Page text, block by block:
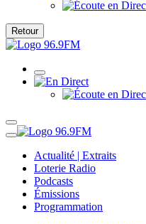
Retour
Actualité | Extraits
Loterie Radio
Podcasts
Émissions
Programmation